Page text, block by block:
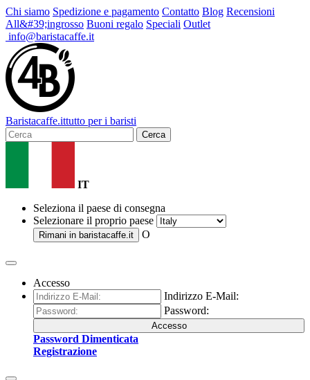
Chi siamo Spedizione e pagamento Contatto Blog Recensioni
All&#39;ingrosso Buoni regalo Speciali Outlet
info@baristacaffe.it
Baristacaffe.ittutto per i baristi
Cerca
IT
Seleziona il paese di consegna
Selezionare il proprio paese
Rimani in baristacaffe.it O
Accesso
Indirizzo E-Mail:
Password:
Accesso
Password Dimenticata
Registrazione